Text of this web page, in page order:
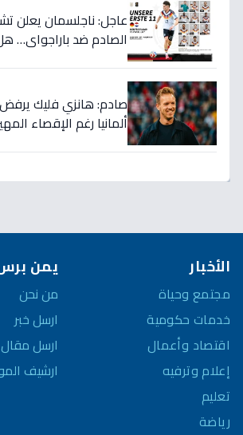
عاجل: ناجلسمان يعلن
الصادم ضد باراجواي…
صادم: هانزي فليك
ألمانيا رغم الإقصاء
الأخبار
مجتمع وحياة
خدمات حكومية
اقتصاد وأعمال
إعلام وترفيه
تعليم
رياضة
يمن
من نحن
ارسل خبر
ارسل مقال
ارشيف